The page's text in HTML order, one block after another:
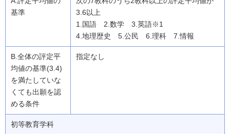
3.6以上
1.国語 2.数学 3.英語※1
4.地理歴史 5.公民 6.理科 7.情報
指定なし
初等教育学科